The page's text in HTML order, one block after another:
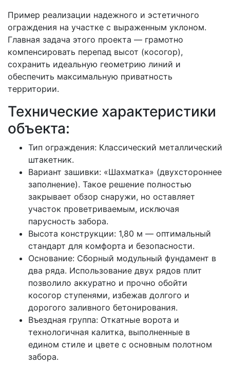
Пример реализации надежного и эстетичного
ограждения на участке с выраженным уклоном.
Главная задача этого проекта — грамотно
компенсировать перепад высот (косогор),
сохранить идеальную геометрию линий и
обеспечить максимальную приватность
территории.
Технические характеристики
объекта:
Тип ограждения: Классический металлический
штакетник.
Вариант зашивки: «Шахматка» (двухстороннее
заполнение). Такое решение полностью
закрывает обзор снаружи, но оставляет
участок проветриваемым, исключая
парусность забора.
Высота конструкции: 1,80 м — оптимальный
стандарт для комфорта и безопасности.
​Основание: Сборный модульный фундамент в
два ряда. Использование двух рядов плит
позволило аккуратно и прочно обойти
косогор ступенями, избежав долгого и
дорогого заливного бетонирования.
Въездная группа: Откатные ворота и
технологичная калитка, выполненные в
едином стиле и цвете с основным полотном
забора.